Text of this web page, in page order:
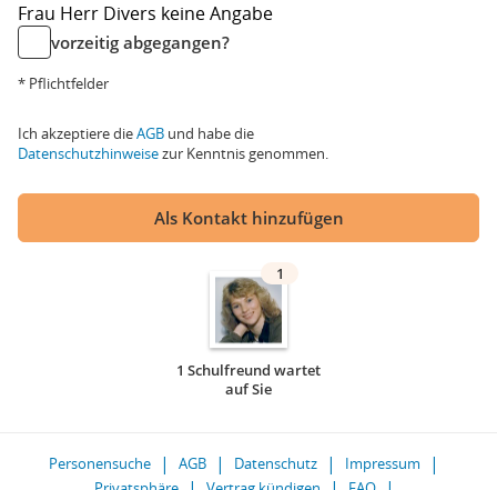
Frau Herr Divers keine Angabe
vorzeitig abgegangen?
* Pflichtfelder
Ich akzeptiere dieAGB und habe die
Datenschutzhinweisezur Kenntnis genommen.
Als Kontakt hinzufügen
1
1 Schulfreund wartet
auf Sie
Personensuche AGB Datenschutz
Impressum